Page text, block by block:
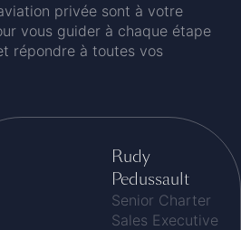
privée sont à votre
vous guider à chaque étape
répondre à toutes vos
Rudy
Pedussault
Senior Charter
Sales Executive